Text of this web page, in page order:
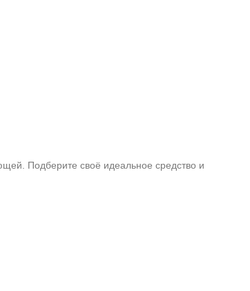
Подберите своё идеальное средство и